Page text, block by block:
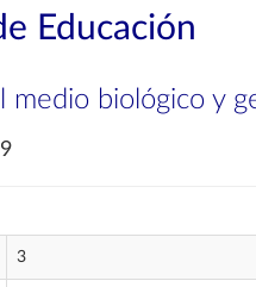
Educación
medio biológico y
3